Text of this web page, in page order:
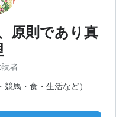
原則であり真
者
馬・食・生活など）